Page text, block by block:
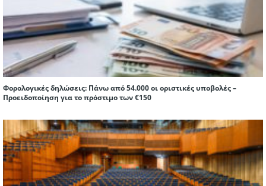
Φορολογικές δηλώσεις: Πάνω από 54.000 οι οριστικές υποβολές –
Προειδοποίηση για το πρόστιμο των €150